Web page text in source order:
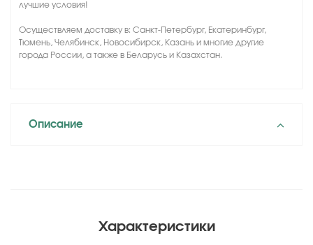
лучшие условия!
Осуществляем доставку в: Санкт-Петербург, Екатеринбург,
Тюмень, Челябинск, Новосибирск, Казань и многие другие
города России, а также в Беларусь и Казахстан.
Описание
Характеристики